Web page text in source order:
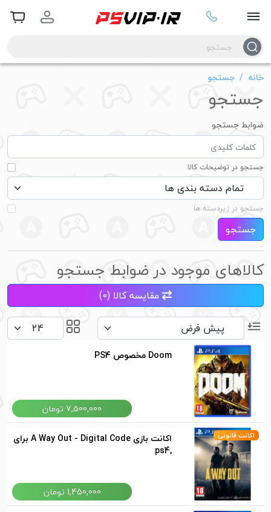
خانه جستجو
جستجو
ضوابط جستجو
جستجو در توضیحات کالا
جستجو در زیردسته ها
جستجو
کالاهای موجود در ضوابط جستجو
مقایسه کالا (0)
Doom مخصوص PS4
7,500,000 تومان
اکانت قانونی
اکانت بازی A Way Out - Digital Code برای
,ps4
1,450,000 تومان